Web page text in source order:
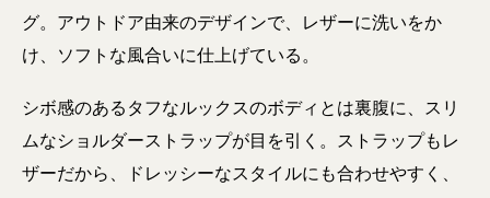
グ。アウトドア由来のデザインで、レザーに洗いをか
け、ソフトな風合いに仕上げている。
シボ感のあるタフなルックスのボディとは裏腹に、スリ
ムなショルダーストラップが目を引く。ストラップもレ
ザーだから、ドレッシーなスタイルにも合わせやすく、